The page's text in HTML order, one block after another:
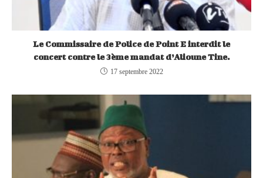
Le Commissaire de Police de Point E interdit le
concert contre le 3ème mandat d’Alioune Tine.
17 septembre 2022